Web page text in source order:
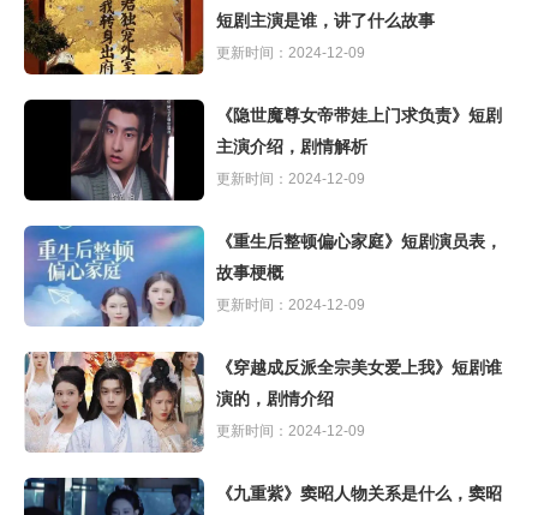
短剧主演是谁，讲了什么故事
更新时间：2024-12-09
《隐世魔尊女帝带娃上门求负责》短剧
主演介绍，剧情解析
更新时间：2024-12-09
《重生后整顿偏心家庭》短剧演员表，
故事梗概
更新时间：2024-12-09
《穿越成反派全宗美女爱上我》短剧谁
演的，剧情介绍
更新时间：2024-12-09
《九重紫》窦昭人物关系是什么，窦昭